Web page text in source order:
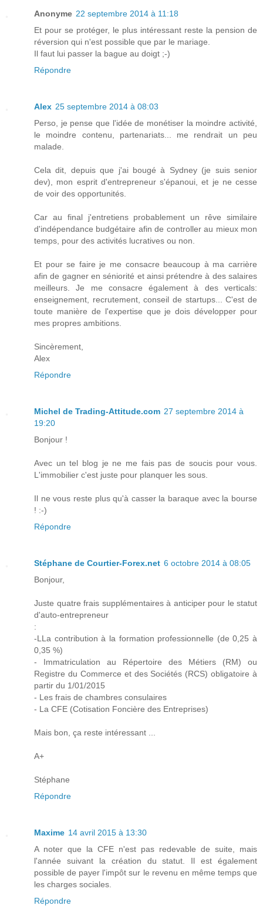
Anonyme 22 septembre 2014 à 11:18
Et pour se protéger, le plus intéressant reste la pension de
réversion qui n'est possible que par le mariage.
Il faut lui passer la bague au doigt ;-)
Répondre
Alex 25 septembre 2014 à 08:03
Perso, je pense que l'idée de monétiser la moindre activité,
le moindre contenu, partenariats... me rendrait un peu
malade.
Cela dit, depuis que j'ai bougé à Sydney (je suis senior
dev), mon esprit d'entrepreneur s'épanoui, et je ne cesse
de voir des opportunités.
Car au final j'entretiens probablement un rêve similaire
d'indépendance budgétaire afin de controller au mieux mon
temps, pour des activités lucratives ou non.
Et pour se faire je me consacre beaucoup à ma carrière
afin de gagner en séniorité et ainsi prétendre à des salaires
meilleurs. Je me consacre également à des verticals:
enseignement, recrutement, conseil de startups... C'est de
toute manière de l'expertise que je dois développer pour
mes propres ambitions.
Sincèrement,
Alex
Répondre
Michel de Trading-Attitude.com 27 septembre 2014 à
19:20
Bonjour !
Avec un tel blog je ne me fais pas de soucis pour vous.
L'immobilier c'est juste pour planquer les sous.
Il ne vous reste plus qu'à casser la baraque avec la bourse
! :-)
Répondre
Stéphane de Courtier-Forex.net 6 octobre 2014 à 08:05
Bonjour,
Juste quatre frais supplémentaires à anticiper pour le statut
d'auto-entrepreneur
:
-LLa contribution à la formation professionnelle (de 0,25 à
0,35 %)
- Immatriculation au Répertoire des Métiers (RM) ou
Registre du Commerce et des Sociétés (RCS) obligatoire à
partir du 1/01/2015
- Les frais de chambres consulaires
- La CFE (Cotisation Foncière des Entreprises)
Mais bon, ça reste intéressant ...
A+
Stéphane
Répondre
Maxime 14 avril 2015 à 13:30
A noter que la CFE n'est pas redevable de suite, mais
l'année suivant la création du statut. Il est également
possible de payer l'impôt sur le revenu en même temps que
les charges sociales.
Répondre